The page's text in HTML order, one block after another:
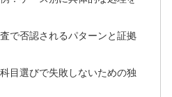
で否認されるパターンと証拠
目選びで失敗しないための独